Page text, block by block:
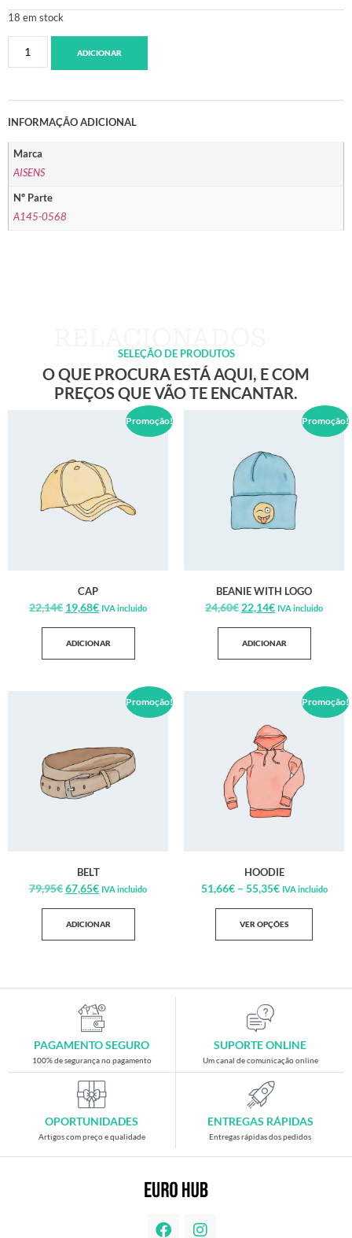
18 em stock
ADICIONAR
INFORMAÇÃO ADICIONAL
Marca
AISENS
Nº Parte
A145-0568
SELEÇÃO DE PRODUTOS
O QUE PROCURA ESTÁ AQUI, E COM
PREÇOS QUE VÃO TE ENCANTAR.
Promoção!
CAP
22,14€ 19,68€ IVA incluido
ADICIONAR
Promoção!
BEANIE WITH LOGO
24,60€ 22,14€ IVA incluido
ADICIONAR
Promoção!
BELT
79,95€67,65€ IVA incluido
ADICIONAR
Promoção!
HOODIE
51,66€ – 55,35€ IVA incluido
VER OPÇÕES
PAGAMENTO SEGURO
100% de segurança no pagamento
SUPORTE ONLINE
Um canal de comunicação online
OPORTUNIDADES
Artigos com preço e qualidade
ENTREGAS RÁPIDAS
Entregas rápidas dos pedidos